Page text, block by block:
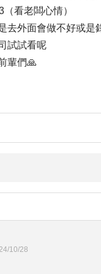
看老闆心情）
去外面會做不好或是
試試看呢
輩們🙏
10/28